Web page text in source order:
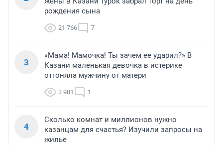
рождения сына
21 766 7
3
«Мама! Мамочка! Ты зачем ее ударил?» В
Казани маленькая девочка в истерике
отгоняла мужчину от матери
3 981 1
4
Сколько комнат и миллионов нужно
казанцам для счастья? Изучили запросы на
жилье